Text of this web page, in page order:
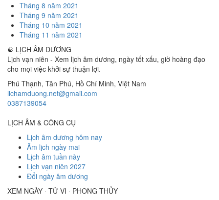
Tháng 8 năm 2021
Tháng 9 năm 2021
Tháng 10 năm 2021
Tháng 11 năm 2021
☯ LỊCH ÂM DƯƠNG
Lịch vạn niên - Xem lịch âm dương, ngày tốt xấu, giờ hoàng đạo
cho mọi việc khởi sự thuận lợi.
Phú Thạnh, Tân Phú, Hồ Chí Minh, Việt Nam
lichamduong.net@gmail.com
0387139054
LỊCH ÂM & CÔNG CỤ
Lịch âm dương hôm nay
Âm lịch ngày mai
Lịch âm tuần này
Lịch vạn niên 2027
Đổi ngày âm dương
XEM NGÀY · TỬ VI · PHONG THỦY